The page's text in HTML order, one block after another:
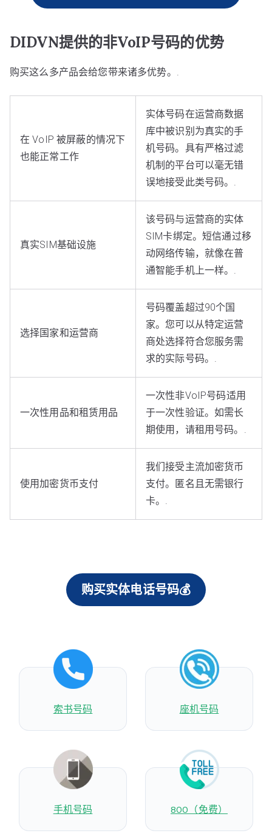
DIDVN提供的非VoIP号码的优势
购买这么多产品会给您带来诸多优势。.
在 VoIP 被屏蔽的情况下
也能正常工作
实体号码在运营商数据
库中被识别为真实的手
机号码。具有严格过滤
机制的平台可以毫无错
误地接受此类号码。.
真实SIM基础设施
该号码与运营商的实体
SIM卡绑定。短信通过移
动网络传输，就像在普
通智能手机上一样。.
选择国家和运营商
号码覆盖超过90个国
家。您可以从特定运营
商处选择符合您服务需
求的实际号码。.
一次性用品和租赁用品
一次性非VoIP号码适用
于一次性验证。如需长
期使用，请租用号码。.
使用加密货币支付
我们接受主流加密货币
支付。匿名且无需银行
卡。.
购买实体电话号码💰
索书号码 座机号码
手机号码 800（免费）